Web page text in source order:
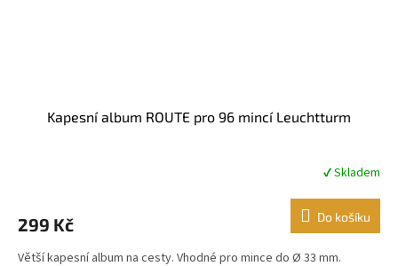
Kapesní album ROUTE pro 96 mincí Leuchtturm
je
z
✔ Skladem
299 Kč Do košíku
Větší kapesní album na cesty. Vhodné pro mince do Ø 33 mm.